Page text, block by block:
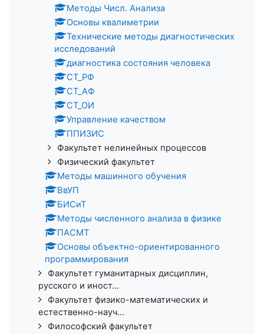
Методы Числ. Анализа
Основы квалиметрии
Технические методы диагностических
исследований
диагностика состояния человека
СТ_РФ
СТ_АФ
СТ_ОИ
Управление качеством
ППИЗИС
Факультет нелинейных процессов
Физический факультет
Методы машинного обучения
ВвУП
БИСиТ
Методы численного анализа в физике
ПАСМТ
Основы объектно-ориентированного
программирования
Факультет гуманитарных дисциплин,
русского и иност...
Факультет физико-математических и
естественно-науч...
Философский факультет